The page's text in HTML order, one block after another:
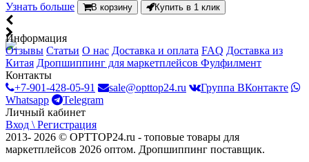
Узнать больше В корзину Купить в 1 клик
Информация
Отзывы Статьи О нас Доставка и оплата FAQ Доставка из
Китая Дропшиппинг для маркетплейсов Фулфилмент
Контакты
+7-901-428-05-91
sale@opttop24.ru
Группа ВКонтакте
Whatsapp
Telegram
Личный кабинет
Вход \ Регистрация
2013- 2026 © OPTTOP24.ru - топовые товары для
маркетплейсов 2026 оптом. Дропшиппинг поставщик.